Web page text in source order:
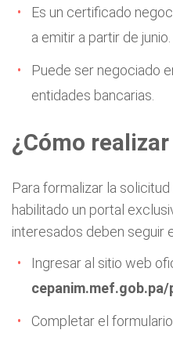
Es un certificado
a emitir a partir de junio.
Puede ser negociado
entidades bancarias.
¿Cómo
Para formalizar la
habilitado un portal
interesados deben seguir
Ingresar al sitio web
cepanim.mef.gob.pa/
Completar el